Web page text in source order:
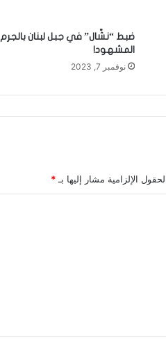
ضبط “نشّال” في جبل لبنان بالجرم
المشهود!
نوفمبر 7, 2023
الإلزامية مشار إليها بـ*